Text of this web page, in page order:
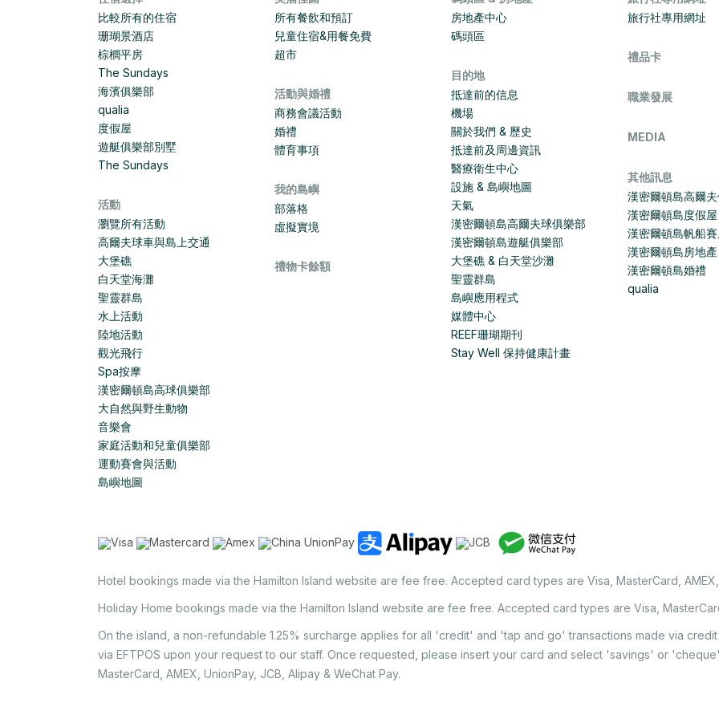
比較所有的住宿
珊瑚景酒店
棕櫚平房
The Sundays
海濱俱樂部
qualia
度假屋
遊艇俱樂部別墅
The Sundays
活動
瀏覽所有活動
高爾夫球車與島上交通
大堡礁
白天堂海灘
聖靈群島
水上活動
陸地活動
觀光飛行
Spa按摩
漢密爾頓島高球俱樂部
大自然與野生動物
音樂會
家庭活動和兒童俱樂部
運動賽會與活動
島嶼地圖
所有餐飲和預訂
兒童住宿&用餐免費
超市
活動與婚禮
商務會議活動
婚禮
體育事項
我的島嶼
部落格
虛擬實境
禮物卡餘額
房地產中心
碼頭區
目的地
抵達前的信息
機場
關於我們 & 歷史
抵達前及周邊資訊
醫療衛生中心
設施 & 島嶼地圖
天氣
漢密爾頓島高爾夫球俱樂部
漢密爾頓島遊艇俱樂部
大堡礁 & 白天堂沙灘
聖靈群島
島嶼應用程式
媒體中心
REEF珊瑚期刊
Stay Well 保持健康計畫
旅行社專用網址
禮品卡
職業發展
MEDIA
其他訊息
漢密爾頓島高爾
漢密爾頓島度假屋
漢密爾頓島帆船賽
漢密爾頓島房地產
漢密爾頓島婚禮
qualia
Hotel bookings made via the Hamilton Island website are fee free. Accepted card types are Visa, MasterCard, AMEX,
Holiday Home bookings made via the Hamilton Island website are fee free. Accepted card types are Visa,
On the island, a non-refundable 1.25% surcharge applies for all 'credit' and 'tap and go' transactions made via
via EFTPOS upon your request to our staff. Once requested, please insert your card and select 'savings' or
MasterCard, AMEX, UnionPay, JCB, Alipay & WeChat Pay.